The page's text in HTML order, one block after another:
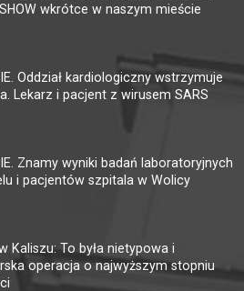
wkrótce w naszym mieście
Oddział kardiologiczny wstrzymuje
Lekarz i pacjent z wirusem SARS
Znamy wyniki badań laboratoryjnych
i pacjentów szpitala w Wolicy
Kaliszu: To była nietypowa i
operacja o najwyższym stopniu